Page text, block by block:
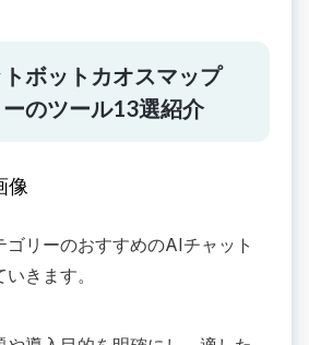
ボットカオスマップ
のツール13選紹介
ゴリーのおすすめのAIチャット
きます。